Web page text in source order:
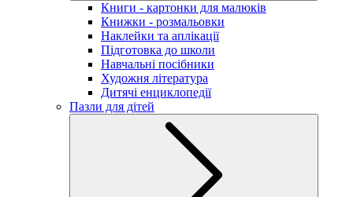
Книги - картонки для малюків
Книжки - розмальовки
Наклейки та аплікації
Підготовка до школи
Навчальні посібники
Художня література
Дитячі енциклопедії
Пазли для дітей